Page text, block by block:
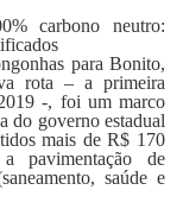
carbono neutro:
para Bonito,
rota – a primeira
-, foi um marco
do governo estadual
mais de R$ 170
pavimentação de
saúde e